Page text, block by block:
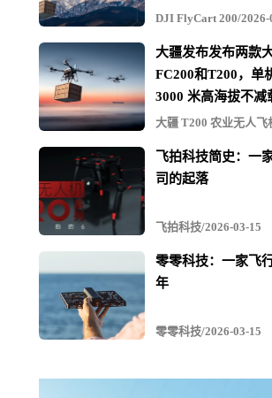
DJI FlyCart 200/2026-
大疆发布发布两款
FC200和T200，单
3000 米高海拔不减
最多600KG
大疆 T200 农业无人飞
飞拍科技简史：一
司的起落
飞拍科技/2026-03-15
零零科技：一家飞
年
零零科技/2026-03-15